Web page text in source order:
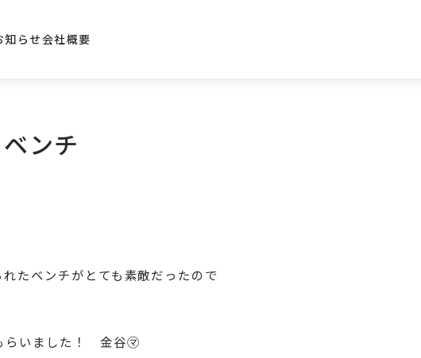
知らせ会社概要
ンチ
たベンチがとても素敵だったので
らいました！ 金谷㋮